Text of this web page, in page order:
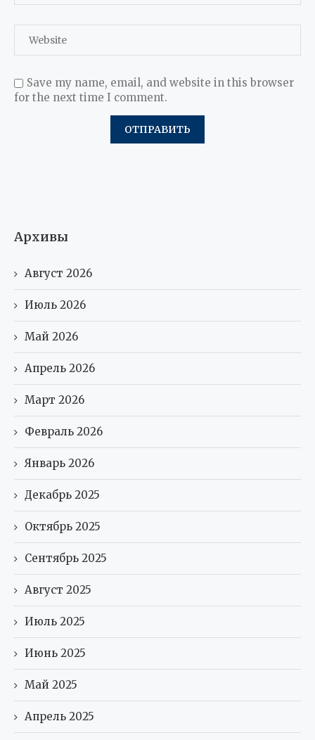
Save my name, email, and website in this browser
for the next time I comment.
Архивы
Август 2026
Июль 2026
Май 2026
Апрель 2026
Март 2026
Февраль 2026
Январь 2026
Декабрь 2025
Октябрь 2025
Сентябрь 2025
Август 2025
Июль 2025
Июнь 2025
Май 2025
Апрель 2025